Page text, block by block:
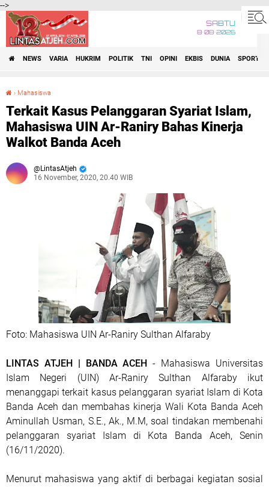
-->
SABTU
8•08•2026
NEWS VARIA HUKRIM POLITIK TNI OPINI EKBIS DUNIA SPORT
› Mahasiswa
Terkait Kasus Pelanggaran Syariat Islam,
Mahasiswa UIN Ar-Raniry Bahas Kinerja
Walkot Banda Aceh
LintasAtjeh
16 November, 2020, 20.40 WIB
Foto: Mahasiswa UIN Ar-Raniry Sulthan Alfaraby
LINTAS ATJEH | BANDA ACEH - Mahasiswa Universitas
Islam Negeri (UIN) Ar-Raniry Sulthan Alfaraby ikut
menanggapi terkait kasus pelanggaran syariat Islam di Kota
Banda Aceh dan membahas kinerja Wali Kota Banda Aceh
Aminullah Usman, S.E., Ak., M.M, soal tindakan membenahi
pelanggaran syariat Islam di Kota Banda Aceh, Senin
(16/11/2020).
Menurut mahasiswa yang aktif di berbagai kegiatan sosial